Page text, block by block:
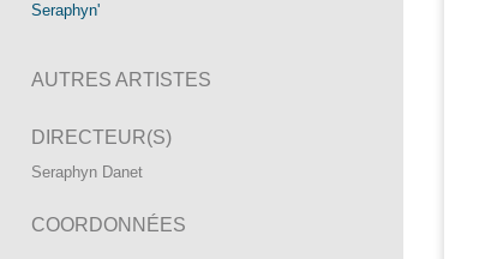
Seraphyn'
AUTRES ARTISTES
DIRECTEUR(S)
Seraphyn Danet
COORDONNÉES